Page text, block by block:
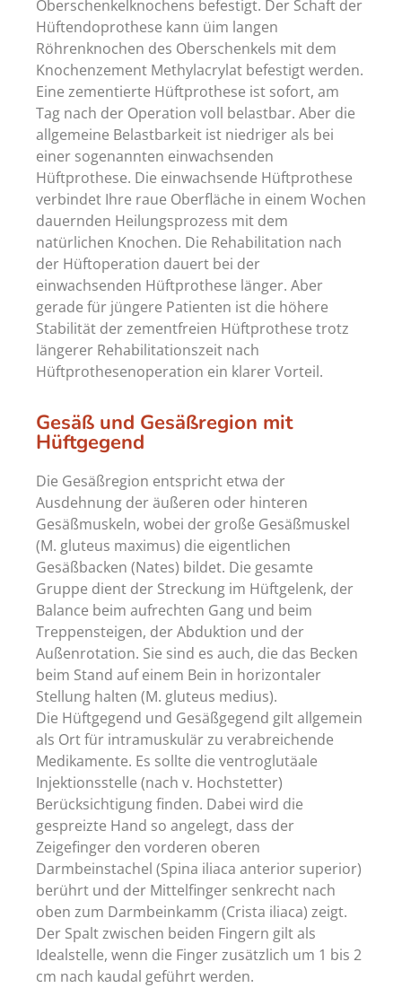
Oberschenkelknochens befestigt. Der Schaft der
Hüftendoprothese kann üim langen
Röhrenknochen des Oberschenkels mit dem
Knochenzement Methylacrylat befestigt werden.
Eine zementierte Hüftprothese ist sofort, am
Tag nach der Operation voll belastbar. Aber die
allgemeine Belastbarkeit ist niedriger als bei
einer sogenannten einwachsenden
Hüftprothese. Die einwachsende Hüftprothese
verbindet Ihre raue Oberfläche in einem Wochen
dauernden Heilungsprozess mit dem
natürlichen Knochen. Die Rehabilitation nach
der Hüftoperation dauert bei der
einwachsenden Hüftprothese länger. Aber
gerade für jüngere Patienten ist die höhere
Stabilität der zementfreien Hüftprothese trotz
längerer Rehabilitationszeit nach
Hüftprothesenoperation ein klarer Vorteil.
Gesäß und Gesäßregion mit
Hüftgegend
Die Gesäßregion entspricht etwa der
Ausdehnung der äußeren oder hinteren
Gesäßmuskeln, wobei der große Gesäßmuskel
(M. gluteus maximus) die eigentlichen
Gesäßbacken (Nates) bildet. Die gesamte
Gruppe dient der Streckung im Hüftgelenk, der
Balance beim aufrechten Gang und beim
Treppensteigen, der Abduktion und der
Außenrotation. Sie sind es auch, die das Becken
beim Stand auf einem Bein in horizontaler
Stellung halten (M. gluteus medius).
Die Hüftgegend und Gesäßgegend gilt allgemein
als Ort für intramuskulär zu verabreichende
Medikamente. Es sollte die ventroglutäale
Injektionsstelle (nach v. Hochstetter)
Berücksichtigung finden. Dabei wird die
gespreizte Hand so angelegt, dass der
Zeigefinger den vorderen oberen
Darmbeinstachel (Spina iliaca anterior superior)
berührt und der Mittelfinger senkrecht nach
oben zum Darmbeinkamm (Crista iliaca) zeigt.
Der Spalt zwischen beiden Fingern gilt als
Idealstelle, wenn die Finger zusätzlich um 1 bis 2
cm nach kaudal geführt werden.